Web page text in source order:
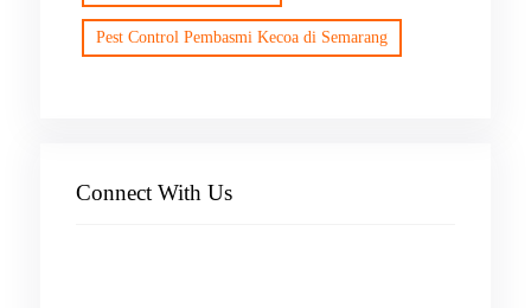
Pest Control Pembasmi Kecoa di Semarang
Connect With Us